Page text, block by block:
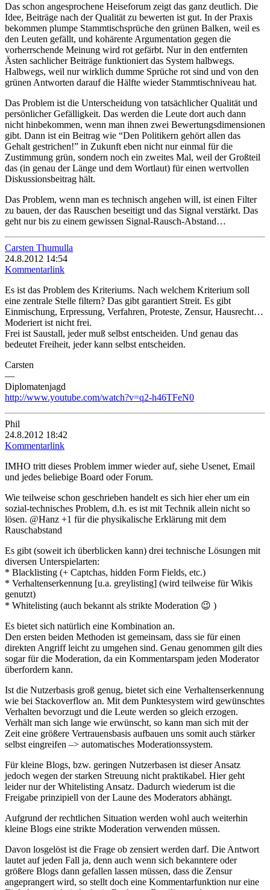
Das schon angesprochene Heiseforum zeigt das ganz deutlich. Die
Idee, Beiträge nach der Qualität zu bewerten ist gut. In der Praxis
bekommen plumpe Stammtischsprüche den grünen Balken, weil es
den Leuten gefällt, und kohärente Argumentation gegen die
vorherrschende Meinung wird rot gefärbt. Nur in den entfernten
Ästen sachlicher Beiträge funktioniert das System halbwegs.
Halbwegs, weil nur wirklich dumme Sprüche rot sind und von den
grünen Antworten darauf die Hälfte wieder Stammtischniveau hat.
Das Problem ist die Unterscheidung von tatsächlicher Qualität und
persönlicher Gefälligkeit. Das werden die Leute dort auch dann
nicht hinbekommen, wenn man ihnen zwei Bewertungsdimensionen
gibt. Dann ist ein Beitrag wie “Den Politikern gehört allen das
Gehalt gestrichen!” in Zukunft eben nicht nur einmal für die
Zustimmung grün, sondern noch ein zweites Mal, weil der Großteil
das (in genau der Länge und dem Wortlaut) für einen wertvollen
Diskussionsbeitrag hält.
Das Problem, wenn man es technisch angehen will, ist einen Filter
zu bauen, der das Rauschen beseitigt und das Signal verstärkt. Das
geht nur bis zu einem gewissen Signal-Rausch-Abstand…
Carsten Thumulla
24.8.2012 14:54
Kommentarlink
Es ist das Problem des Kriteriums. Nach welchem Kriterium soll
eine zentrale Stelle filtern? Das gibt garantiert Streit. Es gibt
Einmischung, Erpressung, Verfahren, Proteste, Zensur, Hausrecht…
Moderiert ist nicht frei.
Frei ist Saustall, jeder muß selbst entscheiden. Und genau das
bedeutet Freiheit, jeder kann selbst entscheiden.
Carsten
—
Diplomatenjagd
http://www.youtube.com/watch?v=q2-h46TFeN0
Phil
24.8.2012 18:42
Kommentarlink
IMHO tritt dieses Problem immer wieder auf, siehe Usenet, Email
und jedes beliebige Board oder Forum.
Wie teilweise schon geschrieben handelt es sich hier eher um ein
sozial-technisches Problem, d.h. es ist mit Technik allein nicht so
lösen. @Hanz +1 für die physikalische Erklärung mit dem
Rauschabstand
Es gibt (soweit ich überblicken kann) drei technische Lösungen mit
diversen Unterspielarten:
* Blacklisting (+ Captchas, hidden Form Fields, etc.)
* Verhaltenserkennung [u.a. greylisting] (wird teilweise für Wikis
genutzt)
* Whitelisting (auch bekannt als strikte Moderation 😉 )
Es bietet sich natürlich eine Kombination an.
Den ersten beiden Methoden ist gemeinsam, dass sie für einen
direkten Angriff leicht zu umgehen sind. Genau genommen gilt dies
sogar für die Moderation, da ein Kommentarspam jeden Moderator
überfordern kann.
Ist die Nutzerbasis groß genug, bietet sich eine Verhaltenserkennung
wie bei Stackoverflow an. Mit dem Punktesystem wird gewünschtes
Verhalten bevorzugt und die Leute werden so gleich erzogen.
Verhält man sich lange wie erwünscht, so kann man sich mit der
Zeit eine größere Vertrauensbasis aufbauen uns somit auch stärker
selbst eingreifen –> automatisches Moderationssystem.
Für kleine Blogs, bzw. geringen Nutzerbasen ist dieser Ansatz
jedoch wegen der starken Streuung nicht praktikabel. Hier geht
leider nur der Whitelisting Ansatz. Dadurch wiederum ist die
Freigabe prinzipiell von der Laune des Moderators abhängt.
Aufgrund der rechtlichen Situation werden wohl auch weiterhin
kleine Blogs eine strikte Moderation verwenden müssen.
Davon losgelöst ist die Frage ob zensiert werden darf. Die Antwort
lautet auf jeden Fall ja, denn auch wenn sich bekanntere oder
größere Blogs dann gefallen lassen müssen, dass die Zensur
angeprangert wird, so stellt doch eine Kommentarfunktion nur eine